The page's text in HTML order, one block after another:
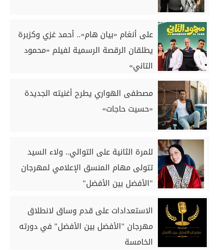
على أنغام «بيان هام».. أحمد غزي وكزبرة
يطلقان الرقصة الرسمية لفيلم «محمود
التاني»
مصطفى الهواري يطرح أغنيته الجديدة
«حسيت حاجات»
للمرة الثانية على التوالي.. ولاء السيد
تتولى مهام المنسق الإعلامي لمهرجان
"الأفضل بين الأفضل"
الاستعدادات على قدم وساق لانطلاق
مهرجان "الأفضل بين الأفضل" في دورته
الخامسة